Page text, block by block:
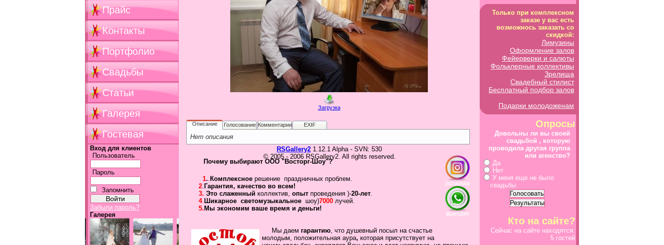
Прайс
Контакты
Портфолио
Свадьбы
Статьи
Галерея
Гостевая
Вход для клиентов
Пользователь
Пароль
Запомнить
Забыли пароль?
Галерея
Загрузка
Описание Голосование Комментарии EXIF
Нет описания
RSGallery2 1.12.1 Alpha - SVN: 530
© 2005 - 2006 RSGallery2. All rights reserved.
Почему выбирают ООО "Восторг-Шоу"?
1.. Комплексное решение праздничных проблем.
2. Гарантия, качество во всем!
3. Это слаженный коллектив, опыт проведения )-20-лет.
4. Шикарное светомузыкальное шоу)7000 лучей.
5. Мы экономим ваше время и деньги!
Мы даем гарантию, что душевный посыл на счастье
молодым, положительная аура, которая присутствует на
Только при комплексном
заказе у вас есть
возможнось заказать со
скидкой:
Лимузины
Оформление залов
Фейерверки и салюты
Фольклерные коллективы
Зрелища
Свадебный стилист
Бесплатный подбор залов
Подарки молодоженам
Опросы
Довольны ли вы своей
свадьбой , которую
проводила другая группа
или агенство?
Да
Нет
У меня еще не было
свадьбы
Кто на сайте?
Сейчас на сайте находятся:
5 гостей